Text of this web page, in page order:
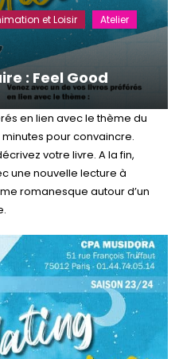
et Loisir
Atelier
: Feel Good
en lien avec le thème du
pour convaincre.
votre livre. A la fin,
une nouvelle lecture à
romanesque autour d’un